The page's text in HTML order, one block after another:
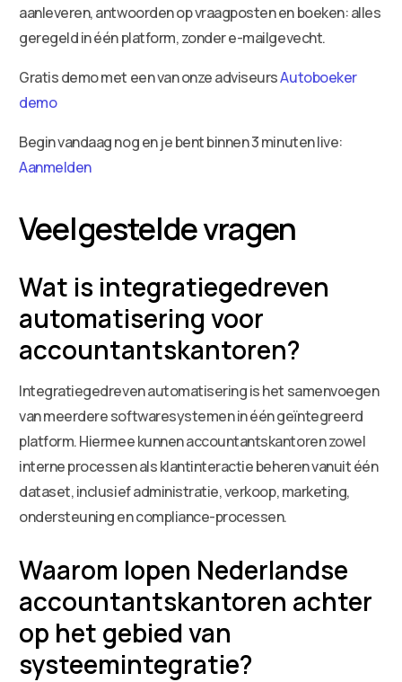
aanleveren, antwoorden op vraagposten en boeken: alles
geregeld in één platform, zonder e-mailgevecht.
Gratis demo met een van onze adviseursAutoboeker
demo
Begin vandaag nog en je bent binnen 3 minuten live:
Aanmelden
Veelgestelde vragen
Wat is integratiegedreven
automatisering voor
accountantskantoren?
Integratiegedreven automatisering is het samenvoegen
van meerdere softwaresystemen in één geïntegreerd
platform. Hiermee kunnen accountantskantoren zowel
interne processen als klantinteractie beheren vanuit één
dataset, inclusief administratie, verkoop, marketing,
ondersteuning en compliance-processen.
Waarom lopen Nederlandse
accountantskantoren achter
op het gebied van
systeemintegratie?